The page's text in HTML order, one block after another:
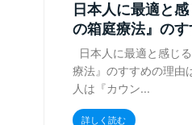
日本人に最適と
の箱庭療法』の
日本人に最適と感じ
療法』のすすめの理
人は『カウン...
詳しく読む